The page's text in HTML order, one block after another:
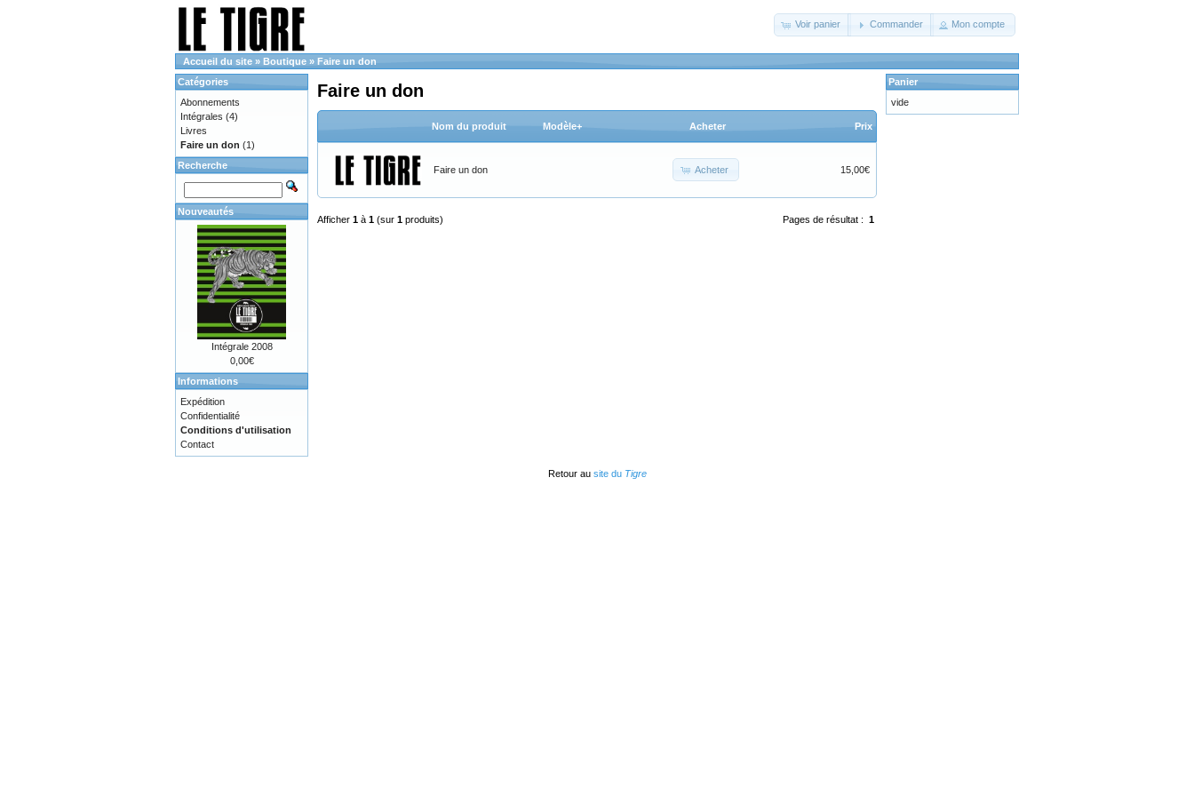
Voir panier Commander Mon compte
Accueil du site » Boutique » Faire un don
Faire un don
Nom du produit Modèle+ Acheter Prix
Faire un don Acheter 15,00€
Pages de résultat : 1
Afficher 1 à 1 (sur 1 produits)
Catégories
Abonnements
Intégrales (4)
Livres
Faire un don (1)
Recherche
Nouveautés
Intégrale 2008
0,00€
Informations
Expédition
Confidentialité
Conditions d'utilisation
Contact
Panier
vide
Retour au site du Tigre